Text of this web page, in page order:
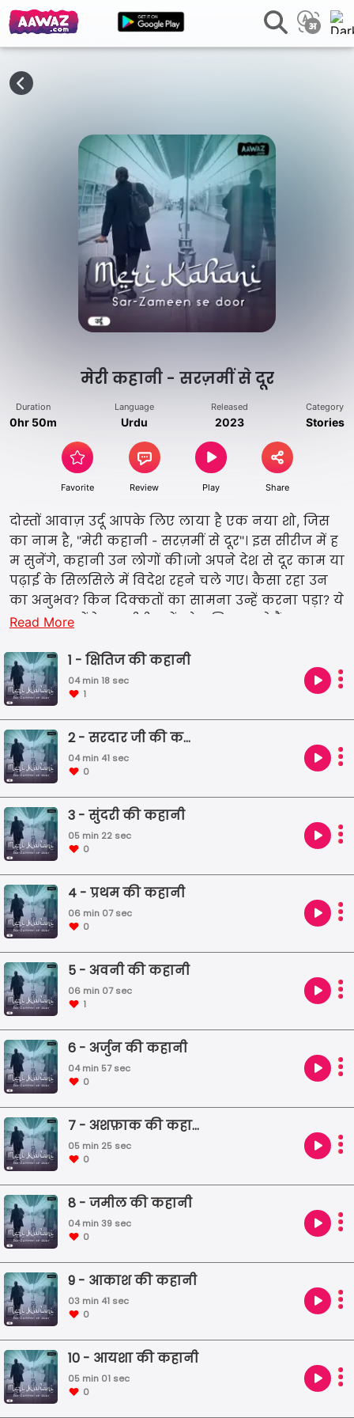
मेरी कहानी - सरज़मीं से दूर
Duration
0hr 50m
Language
Urdu
Released
2023
Category
Stories
Favorite Review Play Share
दोस्तों आवाज़ उर्दू आपके लिए लाया है एक नया शो, जिस
का नाम है, "मेरी कहानी - सरज़मीं से दूर"। इस सीरीज में ह
म सुनेंगे, कहानी उन लोगों की।जो अपने देश से दूर काम या
पढ़ाई के सिलसिले में विदेश रहने चले गए। कैसा रहा उन
का अनुभव? किन दिक्कतों का सामना उन्हें करना पड़ा? ये
हम सुनेंगे इस सीरीज में, तो चलिए करते हैं शुरु।
Read More
1 - क्षितिज की कहानी
04 min 18 sec
1
2 - सरदार जी की कहानी
04 min 41 sec
0
3 - सुंदरी की कहानी
05 min 22 sec
0
4 - प्रथम की कहानी
06 min 07 sec
0
5 - अवनी की कहानी
06 min 07 sec
1
6 - अर्जुन की कहानी
04 min 57 sec
0
7 - अशफ़ाक की कहानी
05 min 25 sec
0
8 - जमील की कहानी
04 min 39 sec
0
9 - आकाश की कहानी
03 min 41 sec
0
10 - आयशा की कहानी
05 min 01 sec
0